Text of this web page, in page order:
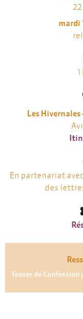
mardi
1
Les Hivernales
En partenariat
des
Teaser de Confession